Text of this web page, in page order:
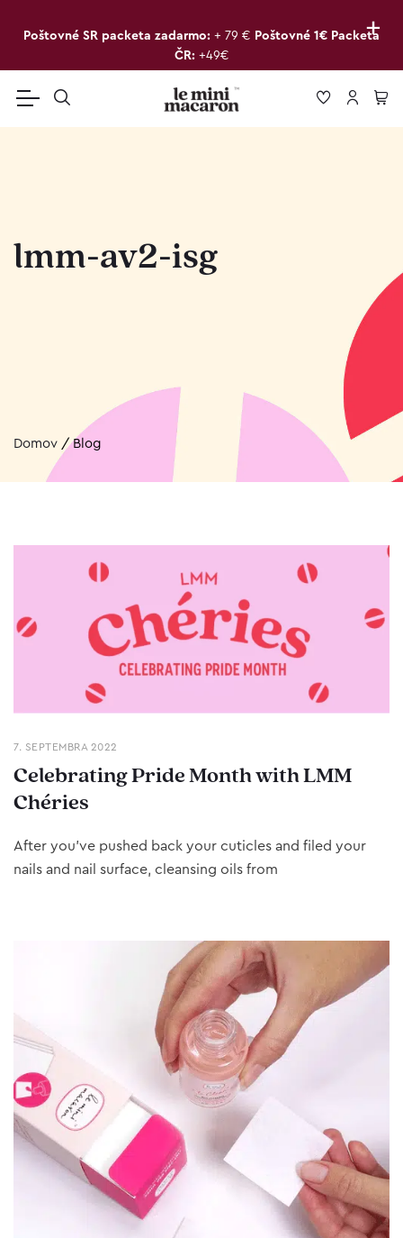
+
Poštovné SR packeta zadarmo: + 79 € Poštovné 1€ Packeta
ČR: +49€
lmm-av2-isg
Domov /Blog
7. SEPTEMBRA 2022
Celebrating Pride Month with LMM
Chéries
After you’ve pushed back your cuticles and filed your
nails and nail surface, cleansing oils from